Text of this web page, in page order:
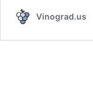
Vinograd.us